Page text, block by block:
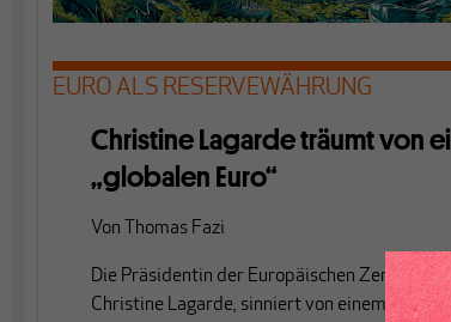
EURO ALS RESERVEWÄHRUNG
Christine Lagarde träumt von
„globalen Euro“
Von Thomas Fazi
Die Präsidentin der Europäischen
Christine Lagarde, sinniert von einem Euro